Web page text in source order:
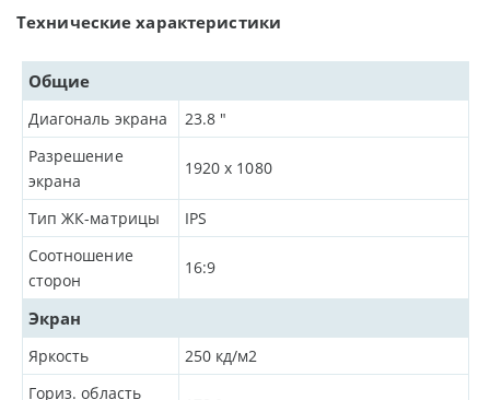
Технические характеристики
Общие
Диагональ экрана 23.8 "
Разрешение
экрана
1920 x 1080
Тип ЖК-матрицы
IPS
Соотношение
сторон
16:9
Экран
Яркость 250 кд/м2
Гориз. область